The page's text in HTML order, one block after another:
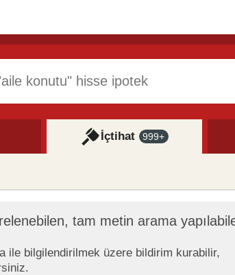
İçtihat 999+
tam metin arama
ile bilgilendirilmek üzere bildirim kurabilir,